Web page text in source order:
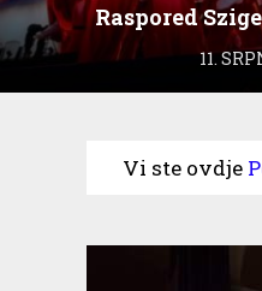
Raspored
11.
Vi ste ovdje